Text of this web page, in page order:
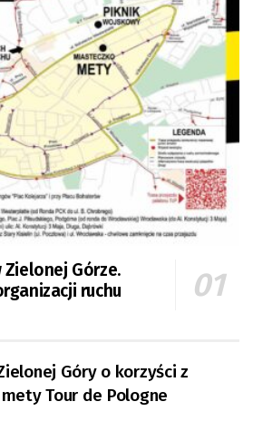
Zielonej Górze.
ruchu
Góry o korzyści z
Tour de Pologne